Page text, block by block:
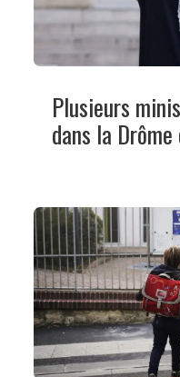
Plusieurs
dans la